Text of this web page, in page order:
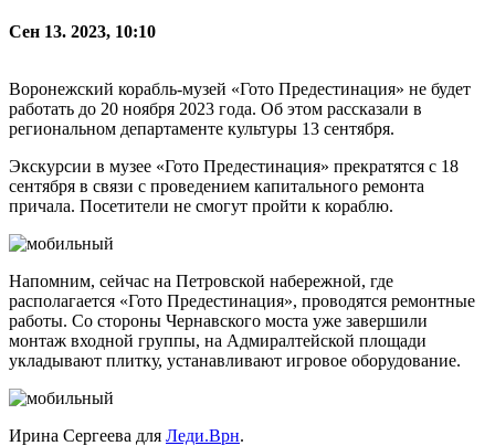
Сен 13. 2023, 10:10
Воронежский корабль-музей «Гото Предестинация» не будет
работать до 20 ноября 2023 года. Об этом рассказали в
региональном департаменте культуры 13 сентября.
Экскурсии в музее «Гото Предестинация» прекратятся с 18
сентября в связи с проведением капитального ремонта
причала. Посетители не смогут пройти к кораблю.
Напомним, сейчас на Петровской набережной, где
располагается «Гото Предестинация», проводятся ремонтные
работы. Со стороны Чернавского моста уже завершили
монтаж входной группы, на Адмиралтейской площади
укладывают плитку, устанавливают игровое оборудование.
Ирина Сергеева для Леди.Врн.